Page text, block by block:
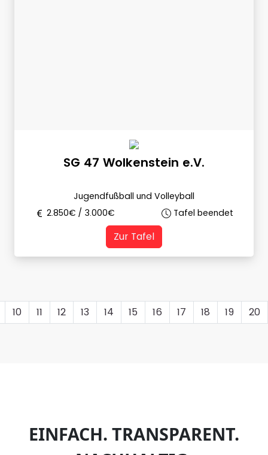
SG 47 Wolkenstein e.V.
Jugendfußball und Volleyball
2.850€ / 3.000€ Tafel beendet
Zur Tafel
10 11 12 13 14 15 16 17 18 19 20
EINFACH. TRANSPARENT.